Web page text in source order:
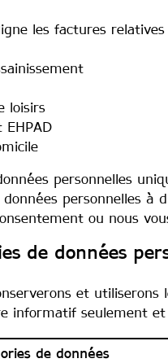
les factures
loisirs
EHPAD
personnelles
personnelles
ou nous
de données
et
informatif seulement et
de données